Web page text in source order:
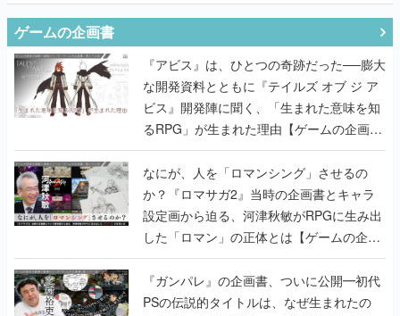
ゲームの企画書
『アビス』は、ひとつの奇跡だった──膨大
な開発資料とともに『テイルズ オブ ジ ア
ビス』開発陣に聞く、「生まれた意味を知
るRPG」が生まれた理由【ゲームの企画
書】
なにが、人を「ロマンシング」させるの
か？『ロマサガ2』当時の企画書とキャラ
設定画から迫る、河津秋敏がRPGに生み出
した「ロマン」の正体とは【ゲームの企画
書】
『ガンパレ』の企画書、ついに公開━初代
PSの伝説的タイトルは、なぜ生まれたの